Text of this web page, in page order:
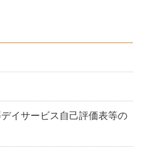
イサービス自己評価表等の